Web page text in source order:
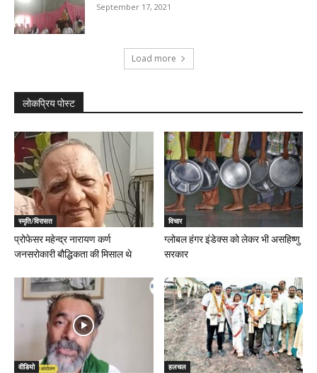
September 17, 2021
Load more
लोकप्रिय पोस्ट
स्मृति/विरासत
प्रोफेसर महेन्द्र नारायण कर्ण
जनसरोकारी बौद्धिकता की मिसाल थे
विचार
ग्लोबल हंगर इंडेक्स को लेकर भी असहिष्णु
सरकार
वीडियो हलचल